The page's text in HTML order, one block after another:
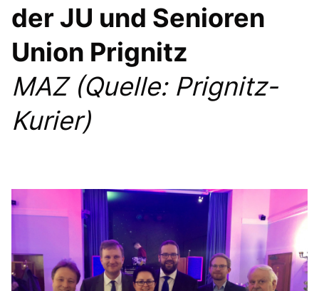
VITA
WAHLKREISBESUCHE
PRESSEFOTOS
MEIN BÜRGERBÜRO
CDU Deutschland
CDU Fraktion im Brandenburger Landtag
CDU Brandenburg
CDU Potsdam
der JU und Senioren
Union Prignitz
MAZ (Quelle: Prignitz-
Kurier)